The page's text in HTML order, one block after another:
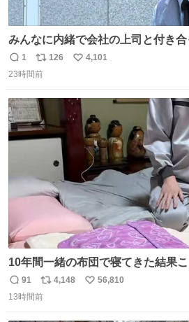
みんなに内緒で会社の上司と付き
返
信
1
リ
ポ
ト
数
126
い
数
4,101
23時間前
10年間一緒の布団で寝てきた結果
返
信
91
リ
ポ
4,148
い
56,810
13時間前